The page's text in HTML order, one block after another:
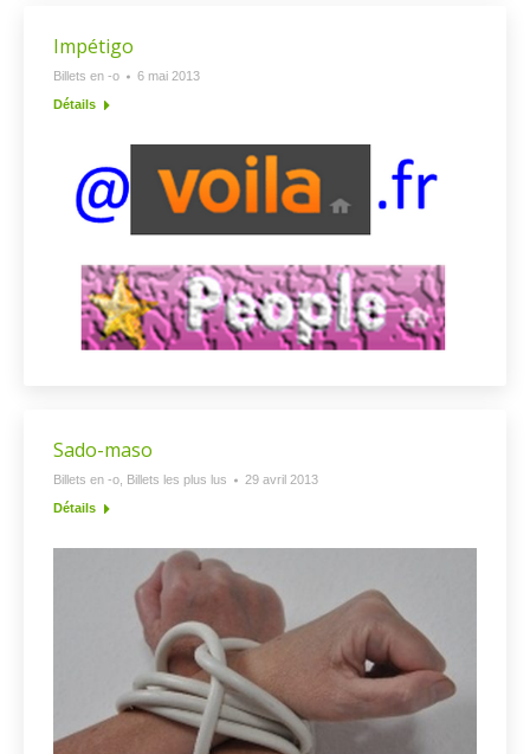
Impétigo
Billets en -o
6 mai 2013
Détails
Sado-maso
Billets en -o Billets les plus lus
29 avril 2013
Détails